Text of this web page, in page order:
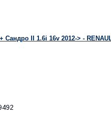
II 1.6i 16v 2012-> -